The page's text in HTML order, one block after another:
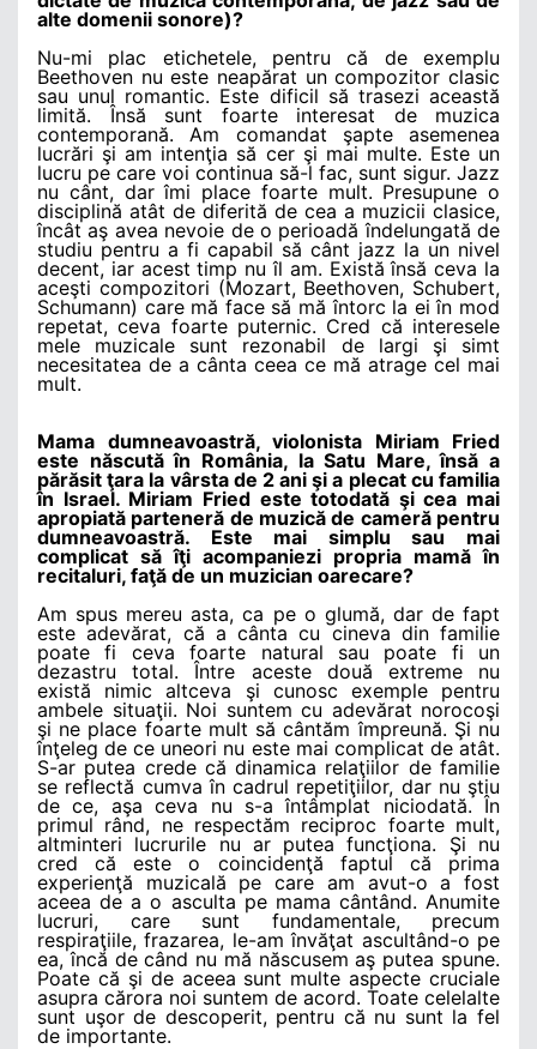
alte domenii sonore)?
Nu-mi plac etichetele, pentru că de exemplu
Beethoven nu este neapărat un compozitor clasic
sau unul romantic. Este dificil să trasezi această
limită. Însă sunt foarte interesat de muzica
contemporană. Am comandat şapte asemenea
lucrări şi am intenţia să cer şi mai multe. Este un
lucru pe care voi continua să-l fac, sunt sigur. Jazz
nu cânt, dar îmi place foarte mult. Presupune o
disciplină atât de diferită de cea a muzicii clasice,
încât aş avea nevoie de o perioadă îndelungată de
studiu pentru a fi capabil să cânt jazz la un nivel
decent, iar acest timp nu îl am. Există însă ceva la
aceşti compozitori (Mozart, Beethoven, Schubert,
Schumann) care mă face să mă întorc la ei în mod
repetat, ceva foarte puternic. Cred că interesele
mele muzicale sunt rezonabil de largi şi simt
necesitatea de a cânta ceea ce mă atrage cel mai
mult.
Mama dumneavoastră, violonista Miriam Fried
este născută în România, la Satu Mare, însă a
părăsit ţara la vârsta de 2 ani şi a plecat cu familia
în Israel. Miriam Fried este totodată şi cea mai
apropiată parteneră de muzică de cameră pentru
dumneavoastră. Este mai simplu sau mai
complicat să îţi acompaniezi propria mamă în
recitaluri, faţă de un muzician oarecare?
Am spus mereu asta, ca pe o glumă, dar de fapt
este adevărat, că a cânta cu cineva din familie
poate fi ceva foarte natural sau poate fi un
dezastru total. Între aceste două extreme nu
există nimic altceva şi cunosc exemple pentru
ambele situaţii. Noi suntem cu adevărat norocoşi
şi ne place foarte mult să cântăm împreună. Şi nu
înţeleg de ce uneori nu este mai complicat de atât.
S-ar putea crede că dinamica relaţiilor de familie
se reflectă cumva în cadrul repetiţiilor, dar nu ştiu
de ce, aşa ceva nu s-a întâmplat niciodată. În
primul rând, ne respectăm reciproc foarte mult,
altminteri lucrurile nu ar putea funcţiona. Şi nu
cred că este o coincidenţă faptul că prima
experienţă muzicală pe care am avut-o a fost
aceea de a o asculta pe mama cântând. Anumite
lucruri, care sunt fundamentale, precum
respiraţiile, frazarea, le-am învăţat ascultând-o pe
ea, încă de când nu mă născusem aş putea spune.
Poate că şi de aceea sunt multe aspecte cruciale
asupra cărora noi suntem de acord. Toate celelalte
sunt uşor de descoperit, pentru că nu sunt la fel
de importante.